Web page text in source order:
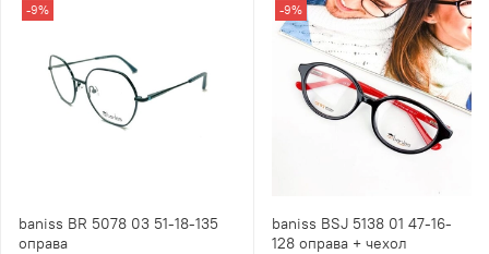
-9%
baniss BR 5078 03 51-18-135
оправа
-9%
baniss BSJ 5138 01 47-16-
128 оправа + чехол